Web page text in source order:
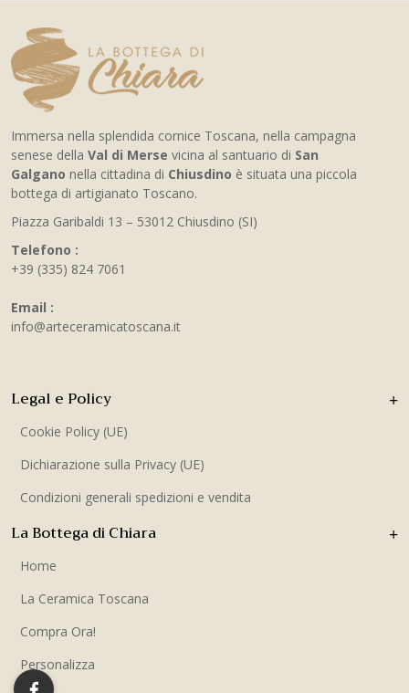
Immersa nella splendida cornice Toscana, nella campagna
senese della Val di Merse vicina al santuario di San
Galgano nella cittadina di Chiusdino è situata una piccola
bottega di artigianato Toscano.
Piazza Garibaldi 13 – 53012 Chiusdino (SI)
Telefono :
+39 (335) 824 7061
Email :
info@arteceramicatoscana.it
La Bottega di Chiara
Home
La Ceramica Toscana
Compra Ora!
Personalizza
Legal e Policy
Cookie Policy (UE)
Dichiarazione sulla Privacy (UE)
Condizioni generali spedizioni e vendita